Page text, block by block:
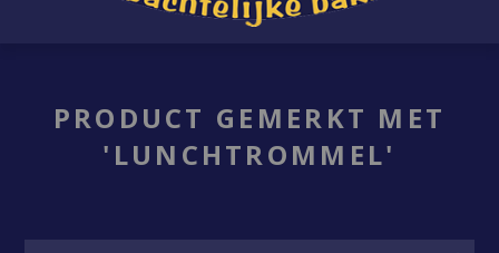
PRODUCT GEMERKT MET
'LUNCHTROMMEL'